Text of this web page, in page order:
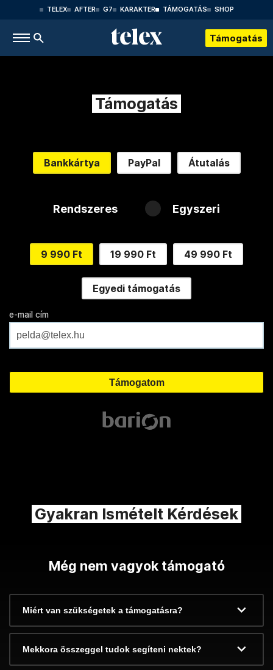
TELEX AFTER G7 KARAKTER TÁMOGATÁS SHOP
Támogatás
Támogatás
Bankkártya PayPal Átutalás
Rendszeres Egyszeri
9 990 Ft 19 990 Ft 49 990 Ft
Egyedi támogatás
e-mail cím
Gyakran Ismételt Kérdések
Még nem vagyok támogató
Miért van szükségetek a támogatásra?
Mekkora összeggel tudok segíteni nektek?